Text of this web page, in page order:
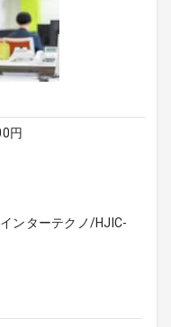
円
ンターテクノ/HJIC-